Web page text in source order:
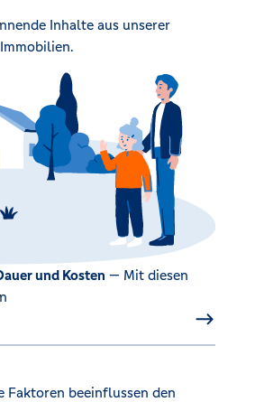
Inhalte aus unserer
und Kosten — Mit diesen
Faktoren beeinflussen den